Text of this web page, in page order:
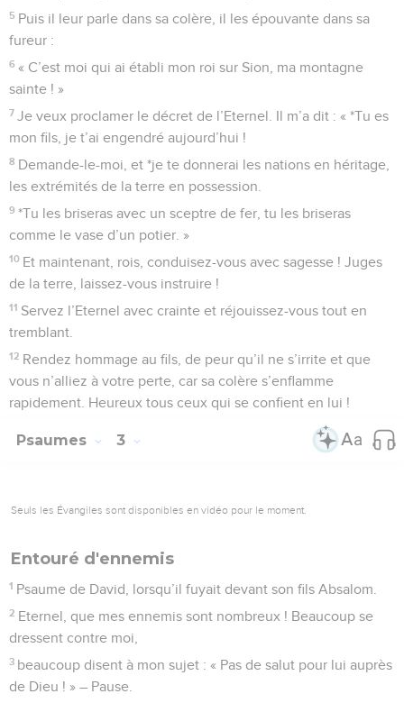
5 Puis il leur parle dans sa colère, il les épouvante dans sa
fureur :
6 « C’est moi qui ai établi mon roi sur Sion, ma montagne
sainte ! »
7 Je veux proclamer le décret de l’Eternel. Il m’a dit : « *Tu es
mon fils, je t’ai engendré aujourd’hui !
8 Demande-le-moi, et *je te donnerai les nations en héritage,
les extrémités de la terre en possession.
9 *Tu les briseras avec un sceptre de fer, tu les briseras
comme le vase d’un potier. »
10 Et maintenant, rois, conduisez-vous avec sagesse ! Juges
de la terre, laissez-vous instruire !
11 Servez l’Eternel avec crainte et réjouissez-vous tout en
tremblant.
12 Rendez hommage au fils, de peur qu’il ne s’irrite et que
vous n’alliez à votre perte, car sa colère s’enflamme
rapidement. Heureux tous ceux qui se confient en lui !
Psaumes 3
Seuls les Évangiles sont disponibles en vidéo pour le moment.
Entouré d'ennemis
1 Psaume de David, lorsqu’il fuyait devant son fils Absalom.
2 Eternel, que mes ennemis sont nombreux ! Beaucoup se
dressent contre moi,
3 beaucoup disent à mon sujet : « Pas de salut pour lui auprès
de Dieu ! » – Pause.